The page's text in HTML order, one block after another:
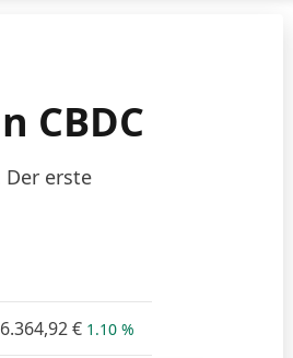
CBDC
Der erste
€ 1.10 %